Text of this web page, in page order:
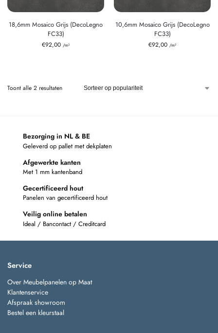
18,6mm Mosaico Grijs (DecoLegno
FC33)
€92,00 /m²
10,6mm Mosaico Grijs (DecoLegno
FC33)
€92,00 /m²
Toont alle 2 resultaten
Bezorging in NL & BE
Geleverd op pallet met dekplaten
Afgewerkte kanten
Met 1 mm kantenband
Gecertificeerd hout
Panelen van gecertificeerd hout
Veilig online betalen
Ideal / Bancontact / Creditcard
Service
Over Meubelpanelen op Maat
Klantenservice
Afspraak showroom
Bestel een kleurstaal